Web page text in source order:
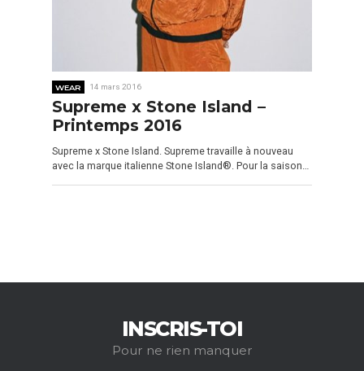
WEAR 14 mars 2016
Supreme x Stone Island –
Printemps 2016
Supreme x Stone Island. Supreme travaille à nouveau
avec la marque italienne Stone Island®. Pour la saison…
INSCRIS-TOI
Pour ne rien manquer